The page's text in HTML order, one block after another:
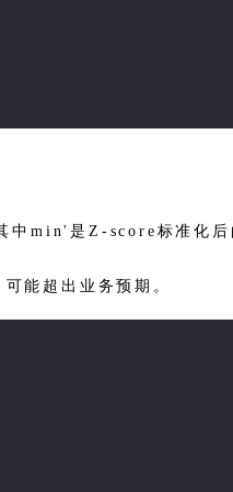
中min'是Z-score标准化后
能超出业务预期。